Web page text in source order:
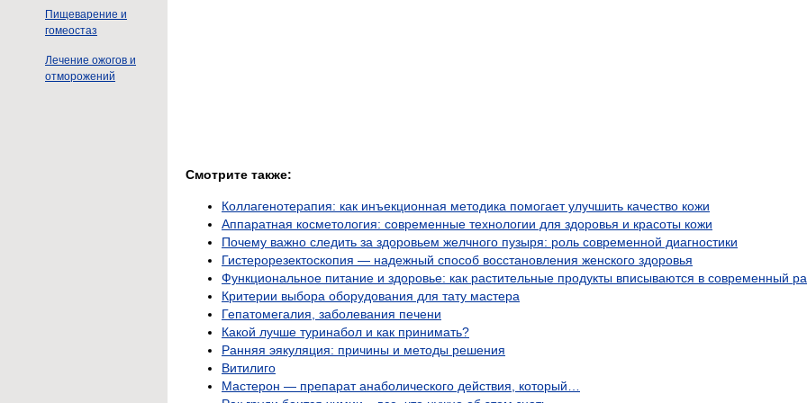
Пищеварение и
гомеостаз
Лечение ожогов и
отморожений
Смотрите также:
Коллагенотерапия: как инъекционная методика помогает улучшить качество кожи
Аппаратная косметология: современные технологии для здоровья и красоты кожи
Почему важно следить за здоровьем желчного пузыря: роль современной диагностики
Гистерорезектоскопия — надежный способ восстановления женского здоровья
Функциональное питание и здоровье: как растительные продукты вписываются в современный
Критерии выбора оборудования для тату мастера
Гепатомегалия, заболевания печени
Какой лучше туринабол и как принимать?
Ранняя эякуляция: причины и методы решения
Витилиго
Мастерон — препарат анаболического действия, который…